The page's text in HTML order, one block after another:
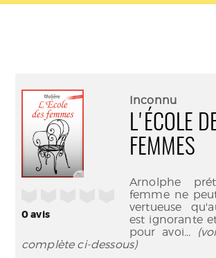
0avis
Inconnu
L'ÉCOLE
FEMMES
Arnolphe
femme ne
vertueuse
est ignorante
pour avoi...
complète ci-dessous)